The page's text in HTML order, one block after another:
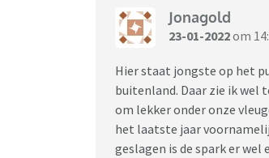
Jonagold
23-01-2022om
Hier staat jongste op het
buitenland. Daar zie ik wel
om lekker onder onze
het laatste jaar
geslagen is de spark er wel